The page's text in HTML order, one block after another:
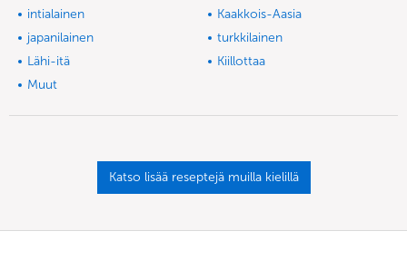
intialainen
Kaakkois-Aasia
japanilainen
turkkilainen
Lähi-itä
Kiillottaa
Muut
Katso lisää reseptejä muilla kielillä